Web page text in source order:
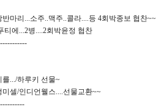
반마리...소주..맥주..콜라....등 4회박종보 협찬~~
티에...2병....2회박윤정 협찬
를.../하루키 선물~
미셀/인디언웰스....선물교환~~